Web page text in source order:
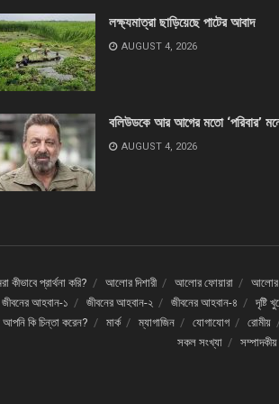
লক্ষ্যমাত্রা ছাড়িয়েছে পাটের আবাদ
AUGUST 4, 2026
বলিউডকে আর আগের মতো ‘পরিবার’
AUGUST 4, 2026
কীভাবে প্রার্থনা করি? আলোর দিশারী আলোর ফোয়ারা
আলোর
জীবনের আহবান-১ জীবনের আহবান-২ জীবনের আহবান-৪
দৃষ্টি
কি চিন্তা করেন? মার্ক ম্যাগাজিন যোগাযোগ রোমীয়
সকল সংখ্যা
সম্পাদকীয়